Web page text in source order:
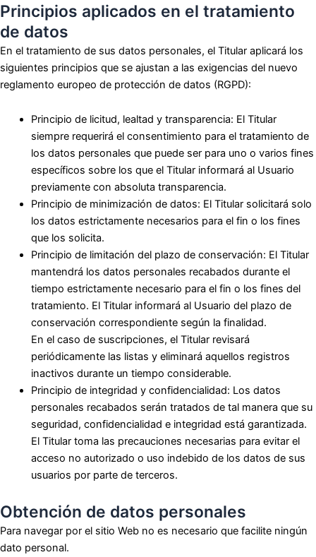
Principios aplicados en el tratamiento
de datos
En el tratamiento de sus datos personales, el Titular aplicará los
siguientes principios que se ajustan a las exigencias del nuevo
reglamento europeo de protección de datos (RGPD):
Principio de licitud, lealtad y transparencia: El Titular
siempre requerirá el consentimiento para el tratamiento de
los datos personales que puede ser para uno o varios fines
específicos sobre los que el Titular informará al Usuario
previamente con absoluta transparencia.
Principio de minimización de datos: El Titular solicitará solo
los datos estrictamente necesarios para el fin o los fines
que los solicita.
Principio de limitación del plazo de conservación: El Titular
mantendrá los datos personales recabados durante el
tiempo estrictamente necesario para el fin o los fines del
tratamiento. El Titular informará al Usuario del plazo de
conservación correspondiente según la finalidad.
En el caso de suscripciones, el Titular revisará
periódicamente las listas y eliminará aquellos registros
inactivos durante un tiempo considerable.
Principio de integridad y confidencialidad: Los datos
personales recabados serán tratados de tal manera que su
seguridad, confidencialidad e integridad está garantizada.
El Titular toma las precauciones necesarias para evitar el
acceso no autorizado o uso indebido de los datos de sus
usuarios por parte de terceros.
Obtención de datos personales
Para navegar por el sitio Web no es necesario que facilite ningún
dato personal.